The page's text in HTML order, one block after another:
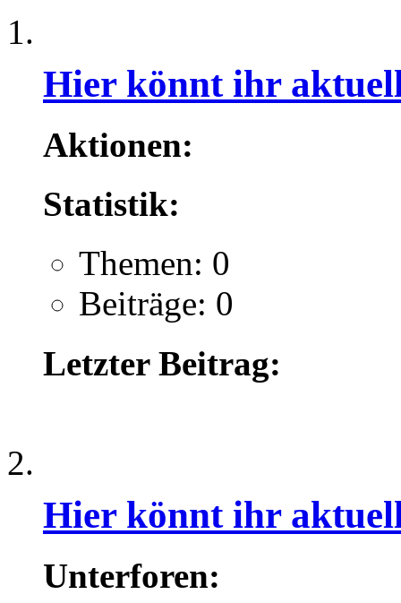
Hier könnt ihr
Aktionen:
Statistik:
Themen: 0
Beiträge: 0
Letzter Beitrag:
Hier könnt ihr
Unterforen: